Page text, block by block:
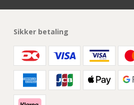
Sikker betaling